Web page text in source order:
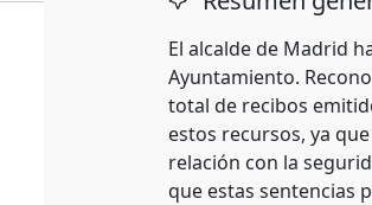
El alcalde de Madrid
Ayuntamiento.
total de recibos
estos recursos, ya
relación con la
que estas sentencias